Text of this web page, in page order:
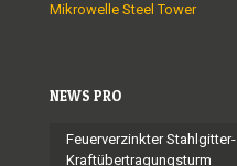
Mikrowelle Steel Tower
NEWS PRO
Feuerverzinkter Stahlgitter-
Kraftübertragungsturm